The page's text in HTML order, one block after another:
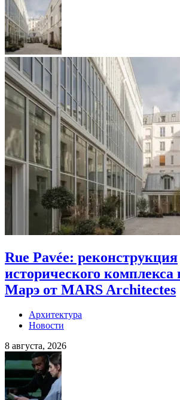
Rue Pavée: реконструкция
исторического
Марэ от MARS Architectes
Архитектура
Новости
8 августа, 2026